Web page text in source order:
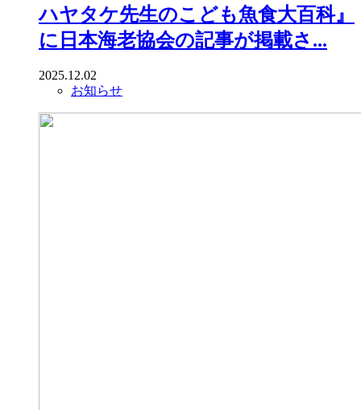
ハヤタケ先生のこども魚食大百科』
に日本海老協会の記事が掲載さ...
2025.12.02
お知らせ